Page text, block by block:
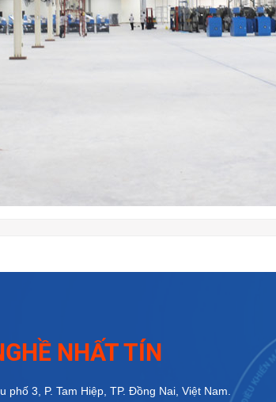
NHẤT TÍN
3, P. Tam Hiệp, TP. Đồng Nai, Việt Nam.